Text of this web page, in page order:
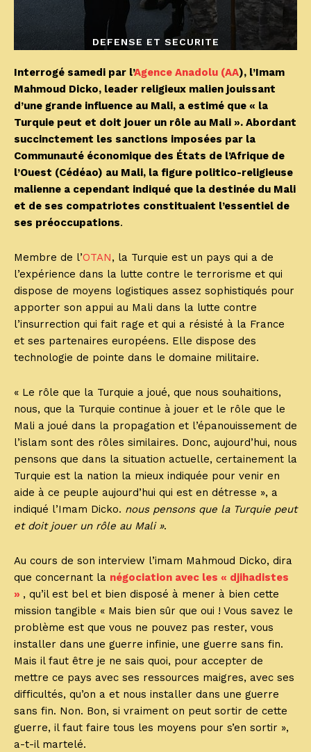
DEFENSE ET SECURITE
Interrogé samedi par l’Agence Anadolu (AA), l’Imam
Mahmoud Dicko, leader religieux malien jouissant
d’une grande influence au Mali, a estimé que « la
Turquie peut et doit jouer un rôle au Mali ». Abordant
succinctement les sanctions imposées par la
Communauté économique des États de l’Afrique de
l’Ouest (Cédéao) au Mali, la figure politico-religieuse
malienne a cependant indiqué que la destinée du Mali
et de ses compatriotes constituaient l’essentiel de
ses préoccupations.
Membre de l’OTAN, la Turquie est un pays qui a de
l’expérience dans la lutte contre le terrorisme et qui
dispose de moyens logistiques assez sophistiqués pour
apporter son appui au Mali dans la lutte contre
l’insurrection qui fait rage et qui a résisté à la France
et ses partenaires européens. Elle dispose des
technologie de pointe dans le domaine militaire.
« Le rôle que la Turquie a joué, que nous souhaitions,
nous, que la Turquie continue à jouer et le rôle que le
Mali a joué dans la propagation et l’épanouissement de
l’islam sont des rôles similaires. Donc, aujourd’hui, nous
pensons que dans la situation actuelle, certainement la
Turquie est la nation la mieux indiquée pour venir en
aide à ce peuple aujourd’hui qui est en détresse », a
indiqué l’Imam Dicko. nous pensons que la Turquie peut
et doit jouer un rôle au Mali ».
Au cours de son interview l’imam Mahmoud Dicko, dira
que concernant la négociation avec les « djihadistes
» , qu’il est bel et bien disposé à mener à bien cette
mission tangible « Mais bien sûr que oui ! Vous savez le
problème est que vous ne pouvez pas rester, vous
installer dans une guerre infinie, une guerre sans fin.
Mais il faut être je ne sais quoi, pour accepter de
mettre ce pays avec ses ressources maigres, avec ses
difficultés, qu’on a et nous installer dans une guerre
sans fin. Non. Bon, si vraiment on peut sortir de cette
guerre, il faut faire tous les moyens pour s’en sortir »,
a-t-il martelé.